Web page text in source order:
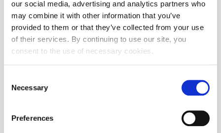
our social media, advertising and analytics partners who
may combine it with other information that you’ve
provided to them or that they’ve collected from your use
of their services. By continuing to use our site, you
consent to the use of necessary cookies.
Selection
Necessary
Preferences